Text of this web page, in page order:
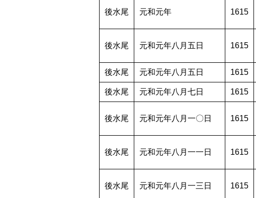
後水尾 元和元年 1615
後水尾 元和元年八月五日 1615
後水尾 元和元年八月五日 1615
後水尾 元和元年八月七日 1615
後水尾 元和元年八月一〇日 1615
後水尾 元和元年八月一一日 1615
後水尾 元和元年八月一三日 1615